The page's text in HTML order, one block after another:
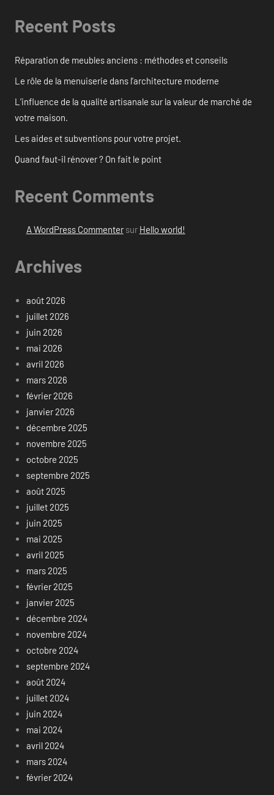
Recent Posts
Réparation de meubles anciens : méthodes et conseils
Le rôle de la menuiserie dans l’architecture moderne
L’influence de la qualité artisanale sur la valeur de marché de
votre maison.
Les aides et subventions pour votre projet.
Quand faut-il rénover ? On fait le point
Recent Comments
A WordPress Commentersur Hello world!
Archives
août 2026
juillet 2026
juin 2026
mai 2026
avril 2026
mars 2026
février 2026
janvier 2026
décembre 2025
novembre 2025
octobre 2025
septembre 2025
août 2025
juillet 2025
juin 2025
mai 2025
avril 2025
mars 2025
février 2025
janvier 2025
décembre 2024
novembre 2024
octobre 2024
septembre 2024
août 2024
juillet 2024
juin 2024
mai 2024
avril 2024
mars 2024
février 2024